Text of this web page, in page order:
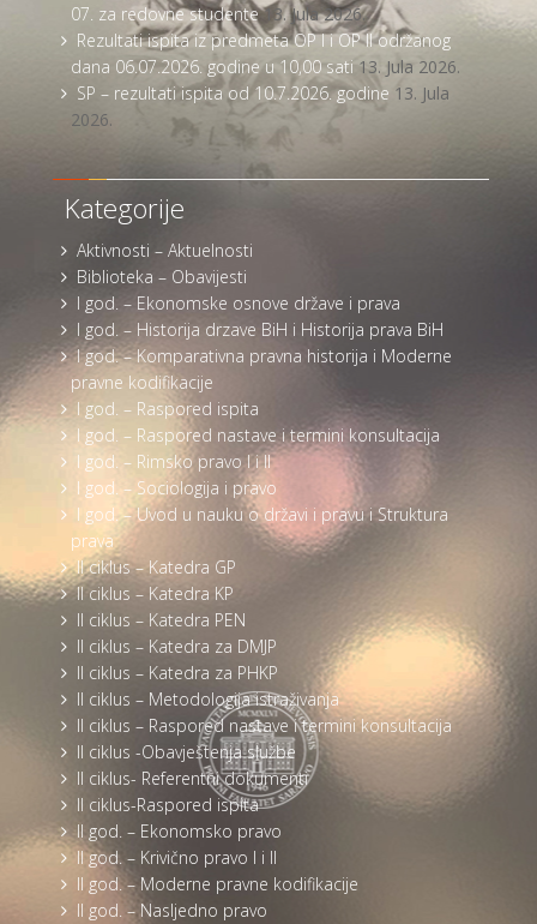
07. za redovne studente 13. Jula 2026.
Rezultati ispita iz predmeta OP I i OP II održanog
dana 06.07.2026. godine u 10,00 sati 13. Jula 2026.
SP – rezultati ispita od 10.7.2026. godine 13. Jula
2026.
Kategorije
Aktivnosti – Aktuelnosti
Biblioteka – Obavijesti
I god. – Ekonomske osnove države i prava
I god. – Historija drzave BiH i Historija prava BiH
I god. – Komparativna pravna historija i Moderne
pravne kodifikacije
I god. – Raspored ispita
I god. – Raspored nastave i termini konsultacija
I god. – Rimsko pravo I i II
I god. – Sociologija i pravo
I god. – Uvod u nauku o državi i pravu i Struktura
prava
II ciklus – Katedra GP
II ciklus – Katedra KP
II ciklus – Katedra PEN
II ciklus – Katedra za DMJP
II ciklus – Katedra za PHKP
II ciklus – Metodologija istraživanja
II ciklus – Raspored nastave i termini konsultacija
II ciklus -Obavještenja službe
II ciklus- Referentni dokumenti
II ciklus-Raspored ispita
II god. – Ekonomsko pravo
II god. – Krivično pravo I i II
II god. – Moderne pravne kodifikacije
II god. – Nasljedno pravo